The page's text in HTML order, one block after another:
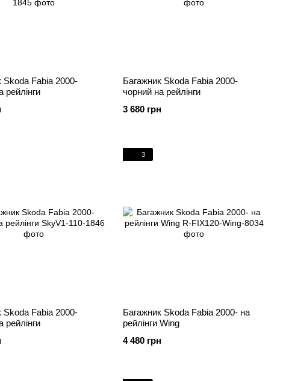
Skoda Fabia 2000-
рейлінги
Багажник Skoda Fabia 2000-
чорний на рейлінги
3 680 грн
Skoda Fabia 2000-
рейлінги
3
Багажник Skoda Fabia 2000- на
рейлінги Wing
4 480 грн